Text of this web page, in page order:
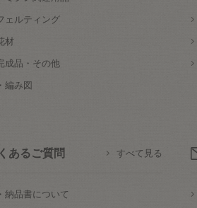
ェルティング
材
成品・その他
編み図
あるご質問 すべて見る
納品書について